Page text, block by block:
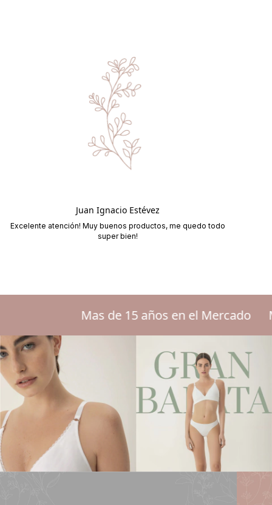
Juan Ignacio Estévez
Excelente atención! Muy buenos productos, me quedo todo
super bien!
Mas de 15 años en el Mercado Mas de 15